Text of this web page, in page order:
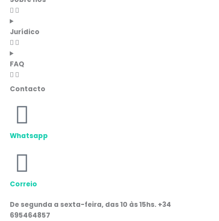
Jurídico
FAQ
Contacto
Whatsapp
Correio
De segunda a sexta-feira, das 10 às 15hs. +34
695464857